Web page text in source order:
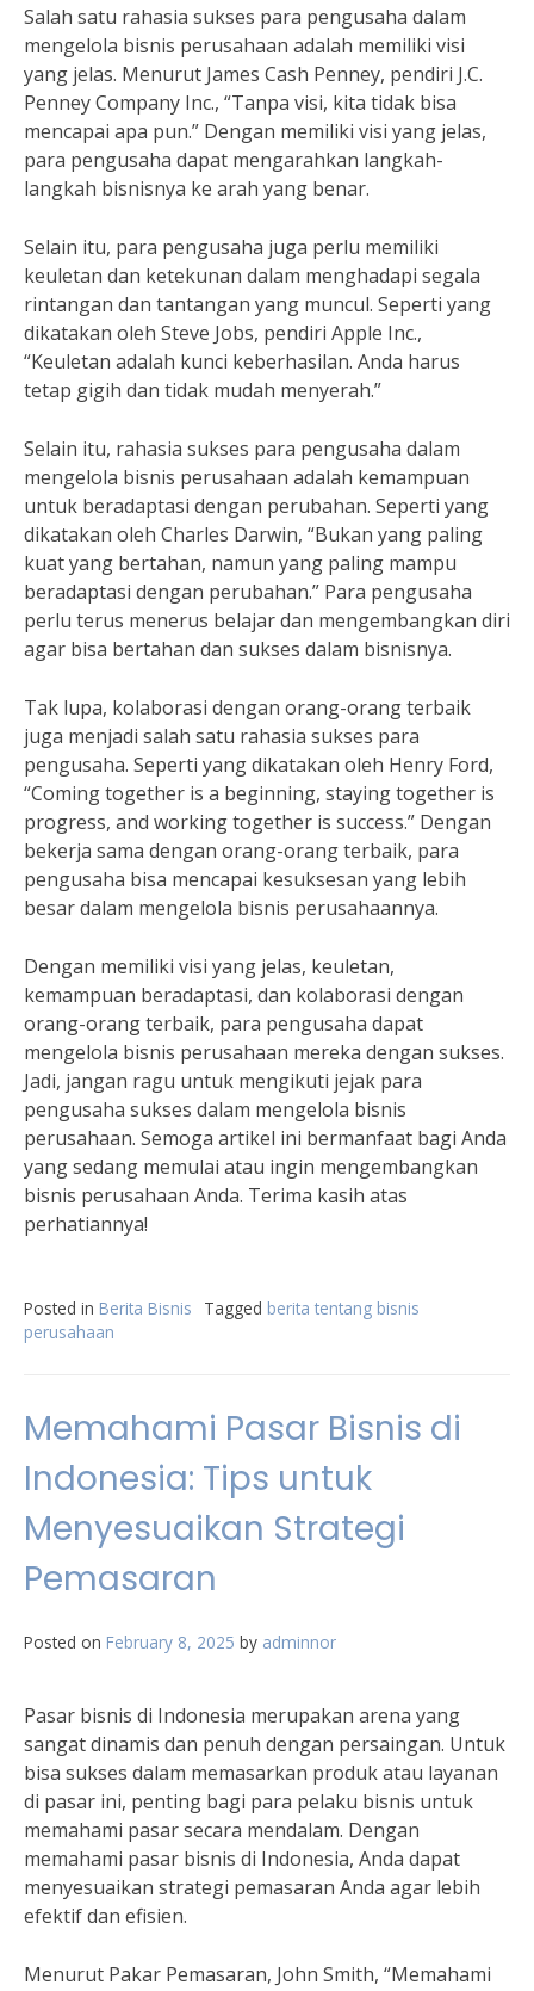
Salah satu rahasia sukses para pengusaha dalam
mengelola bisnis perusahaan adalah memiliki visi
yang jelas. Menurut James Cash Penney, pendiri J.C.
Penney Company Inc., “Tanpa visi, kita tidak bisa
mencapai apa pun.” Dengan memiliki visi yang jelas,
para pengusaha dapat mengarahkan langkah-
langkah bisnisnya ke arah yang benar.
Selain itu, para pengusaha juga perlu memiliki
keuletan dan ketekunan dalam menghadapi segala
rintangan dan tantangan yang muncul. Seperti yang
dikatakan oleh Steve Jobs, pendiri Apple Inc.,
“Keuletan adalah kunci keberhasilan. Anda harus
tetap gigih dan tidak mudah menyerah.”
Selain itu, rahasia sukses para pengusaha dalam
mengelola bisnis perusahaan adalah kemampuan
untuk beradaptasi dengan perubahan. Seperti yang
dikatakan oleh Charles Darwin, “Bukan yang paling
kuat yang bertahan, namun yang paling mampu
beradaptasi dengan perubahan.” Para pengusaha
perlu terus menerus belajar dan mengembangkan diri
agar bisa bertahan dan sukses dalam bisnisnya.
Tak lupa, kolaborasi dengan orang-orang terbaik
juga menjadi salah satu rahasia sukses para
pengusaha. Seperti yang dikatakan oleh Henry Ford,
“Coming together is a beginning, staying together is
progress, and working together is success.” Dengan
bekerja sama dengan orang-orang terbaik, para
pengusaha bisa mencapai kesuksesan yang lebih
besar dalam mengelola bisnis perusahaannya.
Dengan memiliki visi yang jelas, keuletan,
kemampuan beradaptasi, dan kolaborasi dengan
orang-orang terbaik, para pengusaha dapat
mengelola bisnis perusahaan mereka dengan sukses.
Jadi, jangan ragu untuk mengikuti jejak para
pengusaha sukses dalam mengelola bisnis
perusahaan. Semoga artikel ini bermanfaat bagi Anda
yang sedang memulai atau ingin mengembangkan
bisnis perusahaan Anda. Terima kasih atas
perhatiannya!
Posted in Berita Bisnis Tagged berita tentang bisnis
perusahaan
Memahami Pasar Bisnis di
Indonesia: Tips untuk
Menyesuaikan Strategi
Pemasaran
Posted on February 8, 2025 by adminnor
Pasar bisnis di Indonesia merupakan arena yang
sangat dinamis dan penuh dengan persaingan. Untuk
bisa sukses dalam memasarkan produk atau layanan
di pasar ini, penting bagi para pelaku bisnis untuk
memahami pasar secara mendalam. Dengan
memahami pasar bisnis di Indonesia, Anda dapat
menyesuaikan strategi pemasaran Anda agar lebih
efektif dan efisien.
Menurut Pakar Pemasaran, John Smith, “Memahami